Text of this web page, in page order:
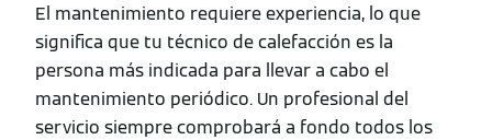
El mantenimiento requiere experiencia, lo que
significa que tu técnico de calefacción es la
persona más indicada para llevar a cabo el
mantenimiento periódico. Un profesional del
servicio siempre comprobará a fondo todos los